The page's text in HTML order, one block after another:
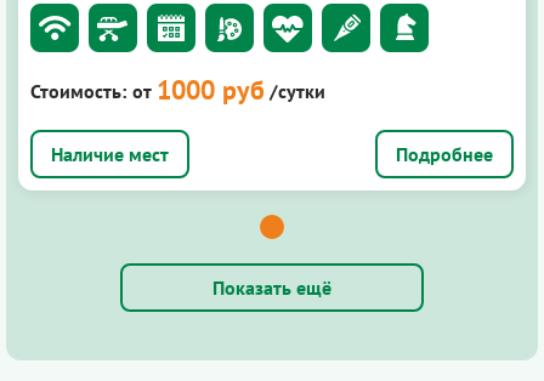
Стоимость: от 1000 руб /сутки
Подробнее
Показать ещё